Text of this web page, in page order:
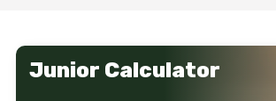
Junior Calculator